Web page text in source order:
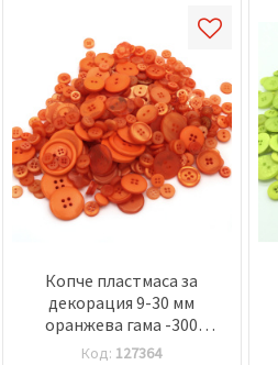
Копче пластмаса за
декорация 9-30 мм
оранжева гама -300
грама
Код: 127364